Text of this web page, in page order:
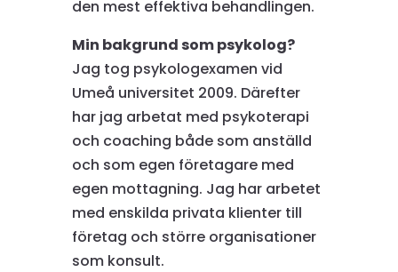
den mest effektiva behandlingen.
Min bakgrund som psykolog?
Jag tog psykologexamen vid
Umeå universitet 2009. Därefter
har jag arbetat med psykoterapi
och coaching både som anställd
och som egen företagare med
egen mottagning. Jag har arbetet
med enskilda privata klienter till
företag och större organisationer
som konsult.